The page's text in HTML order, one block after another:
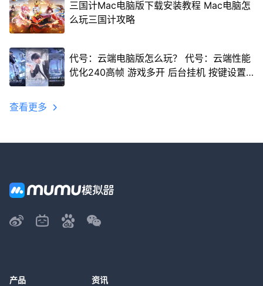
三国计Mac电脑版下载安装教程 Mac电脑怎
么玩三国计攻略
代号：云端电脑版怎么玩？ 代号：云端性能
优化240高帧 游戏多开 后台挂机 按键设置
查看更多
产品 资讯